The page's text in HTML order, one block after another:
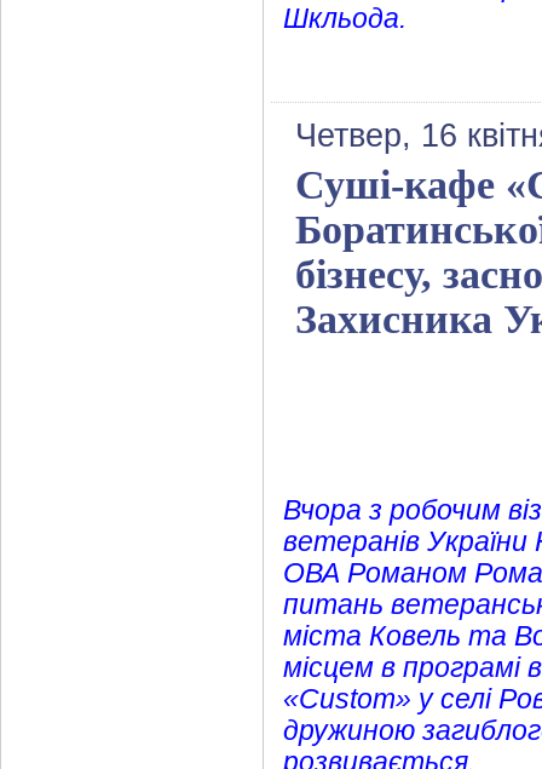
Шкльода.
Четвер, 16
Суші-кафе
бізнесу,
Захисника
Вчора з робочим
ветеранів
ОВА Романом
питань
міста Ковель та
місцем в
«Сustom» у селі
дружиною
розвивається.